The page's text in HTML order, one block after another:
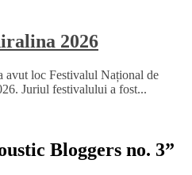
2026
avut loc Festivalul Național de
Juriul festivalului a fost...
Bloggers no. 3”